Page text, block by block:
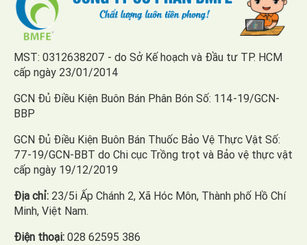
MST: 0312638207 - do Sở Kế hoạch và Đầu tư TP. HCM
cấp ngày 23/01/2014
GCN Đủ Điều Kiện Buôn Bán Phân Bón Số: 114-19/GCN-
BBP
GCN Đủ Điều Kiện Buôn Bán Thuốc Bảo Vệ Thực Vật Số:
77-19/GCN-BBT do Chi cục Trồng trọt và Bảo vệ thực vật
cấp ngày 19/12/2019
Địa chỉ: 23/5i Ấp Chánh 2, Xã Hóc Môn, Thành phố Hồ Chí
Minh, Việt Nam.
Điện thoại: 028 62595 386